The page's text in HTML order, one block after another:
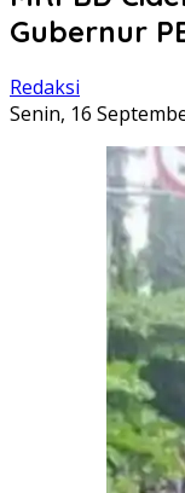
Gubernur
Redaksi
Senin, 16